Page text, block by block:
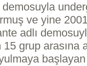
demosuyla
ve yine
adlı
grup arasına